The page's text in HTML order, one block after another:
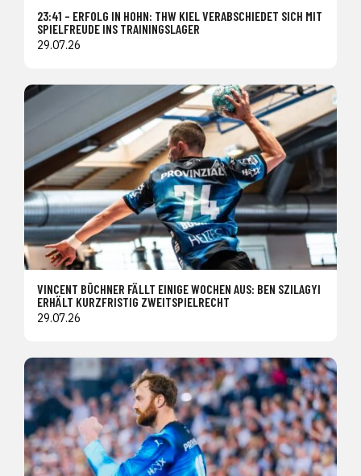
23:41 – ERFOLG IN HOHN: THW KIEL VERABSCHIEDET SICH MIT
SPIELFREUDE INS TRAININGSLAGER
29.07.26
VINCENT BÜCHNER FÄLLT EINIGE WOCHEN AUS: BEN SZILAGYI
ERHÄLT KURZFRISTIG ZWEITSPIELRECHT
29.07.26